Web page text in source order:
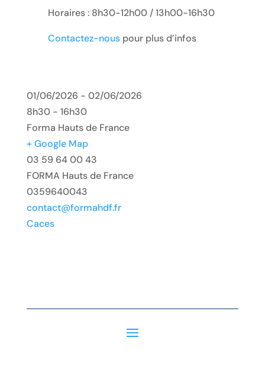
Horaires : 8h30-12h00 / 13h00-16h30
Contactez-nouspour plus d’infos
01/06/2026 - 02/06/2026
8h30 - 16h30
Forma Hauts de France
+ Google Map
03 59 64 00 43
FORMA Hauts de France
0359640043
contact@formahdf.fr
Caces